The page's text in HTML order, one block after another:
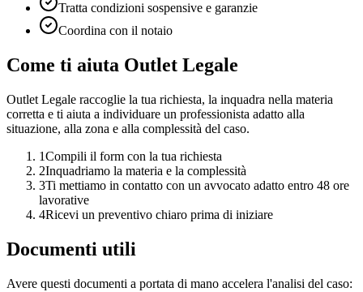
Tratta condizioni sospensive e garanzie
Coordina con il notaio
Come ti aiuta Outlet Legale
Outlet Legale raccoglie la tua richiesta, la inquadra nella materia
corretta e ti aiuta a individuare un professionista adatto alla
situazione, alla zona e alla complessità del caso.
1Compili il form con la tua richiesta
2Inquadriamo la materia e la complessità
3Ti mettiamo in contatto con un avvocato adatto entro 48 ore
lavorative
4Ricevi un preventivo chiaro prima di iniziare
Documenti utili
Avere questi documenti a portata di mano accelera l'analisi del caso: